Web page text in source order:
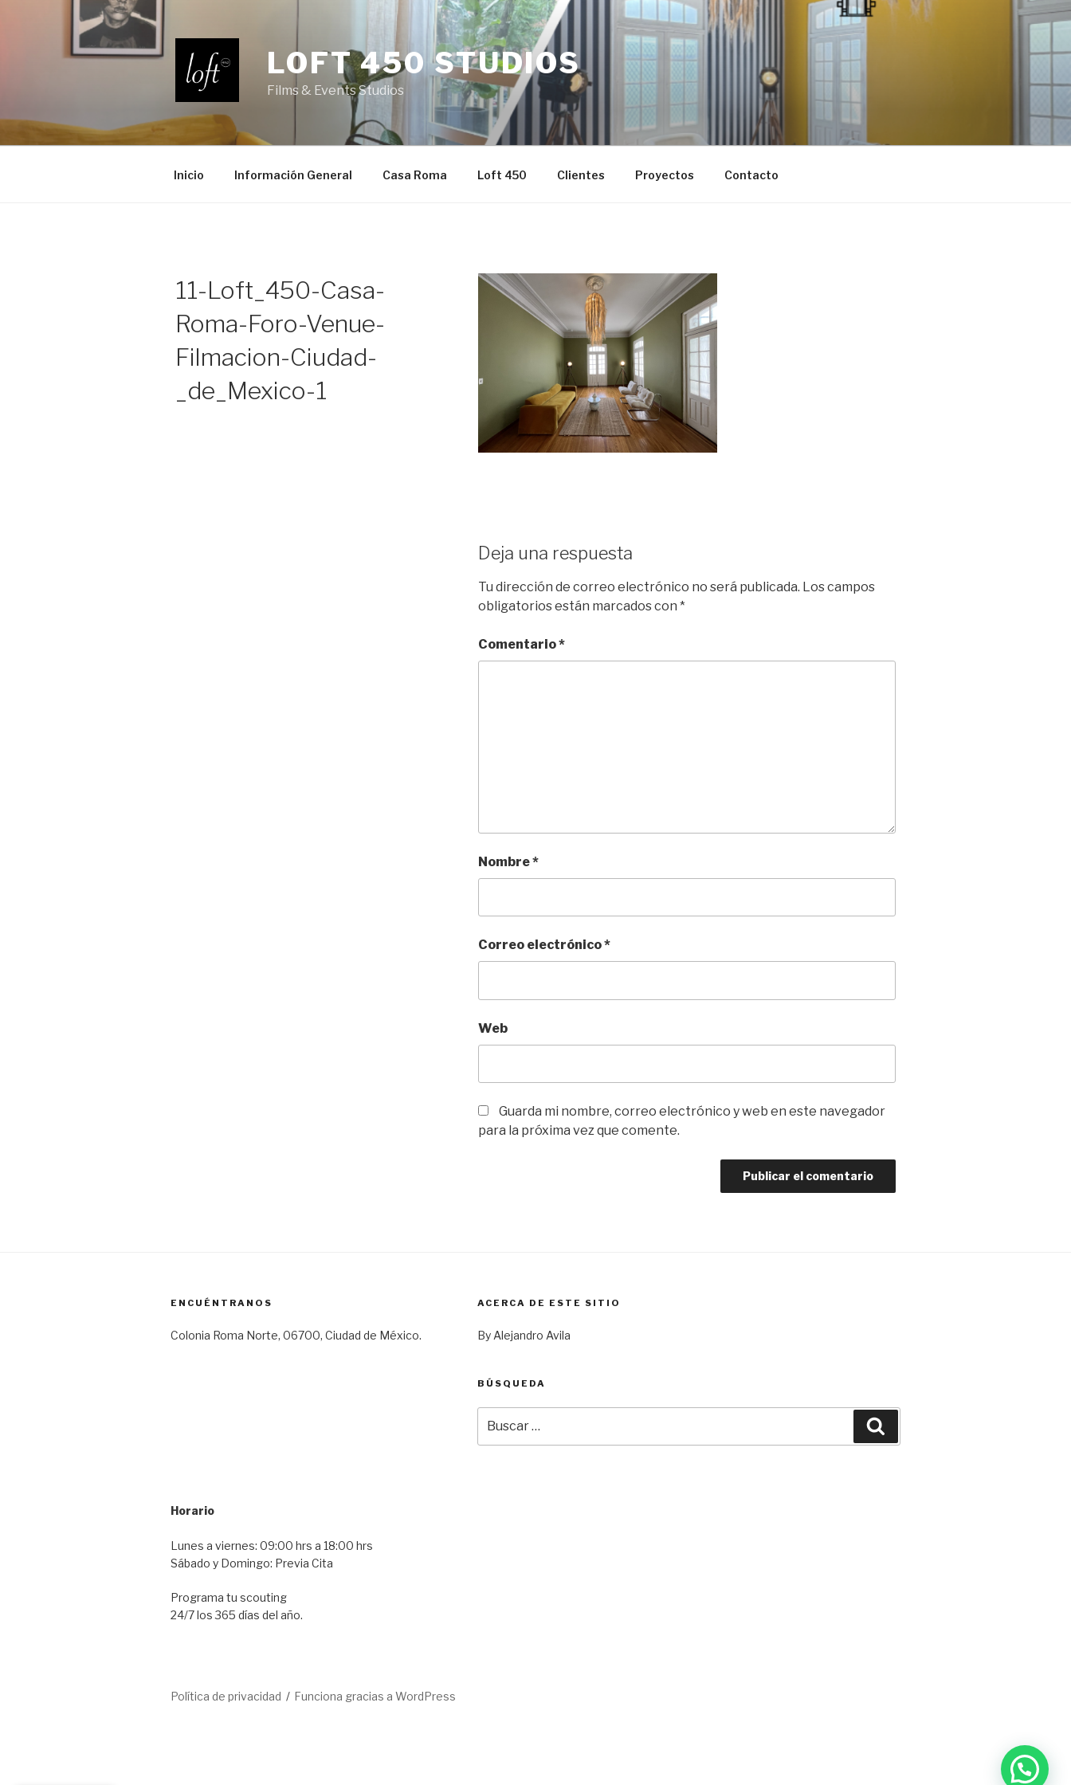
LOFT 450 STUDIOS
Films & Events Studios
Inicio Información General Casa Roma Loft 450 Clientes Proyectos Contacto
11-Loft_450-Casa-
Roma-Foro-Venue-
Filmacion-Ciudad-
_de_Mexico-1
Deja una respuesta
Tu dirección de correo electrónico no será publicada. Los campos
obligatorios están marcados con *
Comentario*
Nombre*
Correo electrónico*
Web
Guarda mi nombre, correo electrónico y web en este navegador
para la próxima vez que comente.
ENCUÉNTRANOS
Colonia Roma Norte, 06700, Ciudad de México.
Horario
Lunes a viernes: 09:00 hrs a 18:00 hrs
Sábado y Domingo: Previa Cita
Programa tu scouting
24/7 los 365 días del año.
ACERCA DE ESTE SITIO
By Alejandro Avila
BÚSQUEDA
por:
Política de privacidad Funciona gracias a WordPress